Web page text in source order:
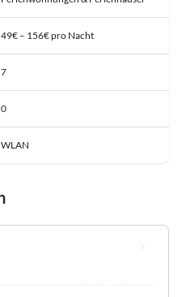
49€ – 156€ pro Nacht
7
0
WLAN